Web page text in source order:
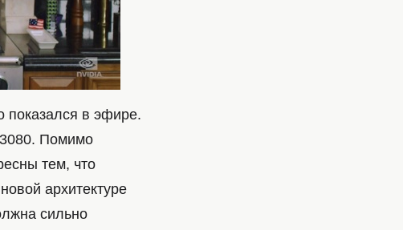
показался в эфире.
Помимо
тем, что
архитектуре
сильно